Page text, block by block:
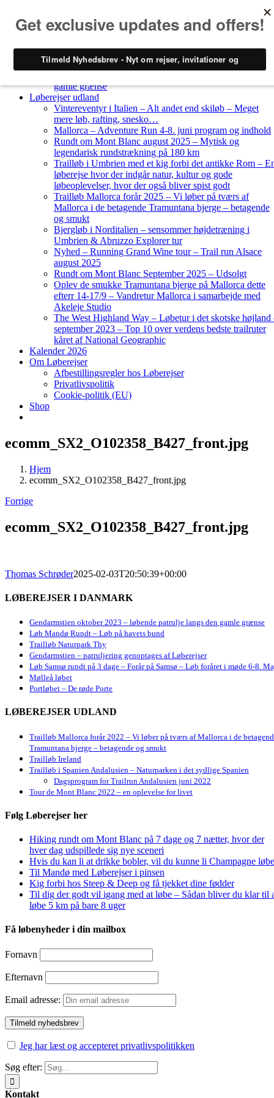
Løberejser Danmark
gamle grænse
Løberejser udland
Vintereventyr i Italien – Alt andet end skiløb – Meget
mere løb, rafting, snesko…
Mallorca – Adventure Run 4-8. juni program og indhold
Rundt om Mont Blanc august 2025 – Mytisk og
legendarisk rundstrækning på 180 km
Trailløb i Umbrien med et kig forbi det antikke Rom –
løberejse hvor der indgår natur, kultur og gode
løbeoplevelser, hvor der også bliver spist godt
Trailløb Mallorca forår 2025 – Vi løber på tværs af
Mallorca i de betagende Tramuntana bjerge – betagende
og smukt
Bjergløb i Norditalien – sensommer højdetræning i
Umbrien & Abruzzo Explorer tur
Nyhed – Running Grand Wine tour – Trail run Alsace
august 2025
Rundt om Mont Blanc September 2025 – Udsolgt
Oplev de smukke Tramuntana bjerge på Mallorca dette
efterr 14-17/9 – Vandretur Mallorca i samarbejde med
Akeleje Studio
The West Highland Way – Løbetur i det skotske højland
september 2023 – Top 10 over verdens bedste trailruter
kåret af National Geographic
Kalender 2026
Om Løberejser
Afbestillingsregler hos Løberejser
Privatlivspolitik
Cookie-politik (EU)
Shop
ecomm_SX2_O102358_B427_front.jpg
Hjem
ecomm_SX2_O102358_B427_front.jpg
Forrige
ecomm_SX2_O102358_B427_front.jpg
Thomas Schrøder2025-02-03T20:50:39+00:00
LØBEREJSER I DANMARK
Gendarmstien oktober 2023 – løbende patrulje langs den gamle grænse
Løb Mandø Rundt – Løb på havets bund
Trailløb Naturpark Thy
Gendarmstien – patruljering genoptages af Løberejser
Løb Samsø rundt på 3 dage – Forår på Samsø – Løb foråret i møde 6-8.
Mølleå løbet
Portløbet – De røde Porte
LØBEREJSER UDLAND
Trailløb Mallorca forår 2022 – Vi løber på tværs af Mallorca i de
Tramuntana bjerge – betagende og smukt
Trailløb Ireland
Trailløb i Spanien Andalusien – Naturparken i det sydlige Spanien
Dagsprogram for Trailrun Andalusien juni 2022
Tour de Mont Blanc 2022 – en oplevelse for livet
Følg Løberejser her
Hiking rundt om Mont Blanc på 7 dage og 7 nætter, hvor der
hver dag udspillede sig nye sceneri
Hvis du kan li at drikke bobler, vil du kunne li Champagne
Til Mandø med Løberejser i pinsen
Kig forbi hos Steep & Deep og få tjekket dine fødder
Til dig der godt vil igang med at løbe – Sådan bliver du klar til
løbe 5 km på bare 8 uger
Få løbenyheder i din mailbox
Fornavn
Efternavn
Email adresse:
Jeg har læst og accepteret privatlivspolitikken
Søg efter:
Kontakt